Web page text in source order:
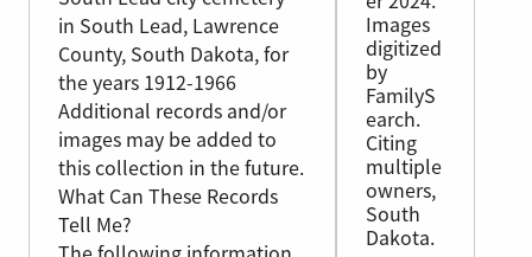
in South Lead, Lawrence
County, South Dakota, for
the years 1912-1966
Additional records and/or
images may be added to
this collection in the future.
What Can These Records
Tell Me?
Images
digitized
by
FamilyS
earch.
Citing
multiple
owners,
South
Dakota.